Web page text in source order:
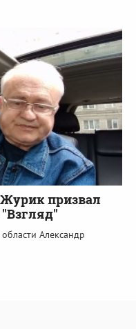
призвал
Александр